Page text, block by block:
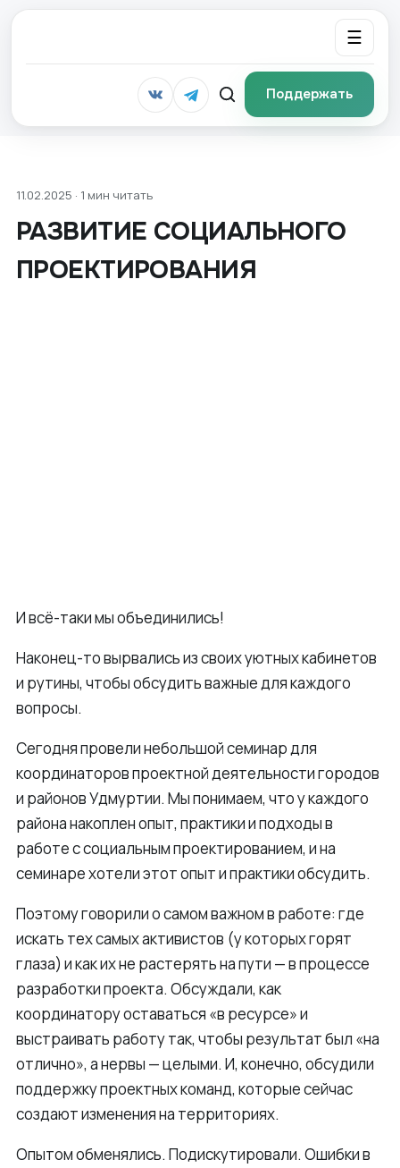
☰
Поддержать
11.02.2025 · 1 мин читать
РАЗВИТИЕ СОЦИАЛЬНОГО
ПРОЕКТИРОВАНИЯ
И всё-таки мы объединились!
Наконец-то вырвались из своих уютных кабинетов
и рутины, чтобы обсудить важные для каждого
вопросы.
Сегодня провели небольшой семинар для
координаторов проектной деятельности городов
и районов Удмуртии. Мы понимаем, что у каждого
района накоплен опыт, практики и подходы в
работе с социальным проектированием, и на
семинаре хотели этот опыт и практики обсудить.
Поэтому говорили о самом важном в работе: где
искать тех самых активистов (у которых горят
глаза) и как их не растерять на пути — в процессе
разработки проекта. Обсуждали, как
координатору оставаться «в ресурсе» и
выстраивать работу так, чтобы результат был «на
отлично», а нервы — целыми. И, конечно, обсудили
поддержку проектных команд, которые сейчас
создают изменения на территориях.
Опытом обменялись. Подискутировали. Ошибки в